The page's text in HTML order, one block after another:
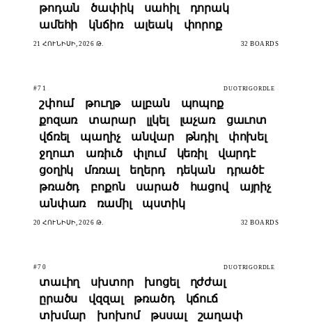
թոդան
ծափիկ սահիլ
դորակ
ամեհի
կնճիռ ալեակ փորոք
21 ՀՈՒՆԻՍԻ, 2026 Թ. 32 BOARDS
#71 DUOTRIGORDLE
շփում թուղթ ալբան
պոպոք
քոզառ
տարար լլկել լաչառ
ցաւոտ
վճռել
պաղիչ անվար թնդիլ
փոխել
ջղուտ
առիւծ փլում կեռիլ
վարդէ
ցօղիկ
մռռալ եղերդ դեկան
դրածէ
թռածդ
բոքոն սարած հացով
այրիչ
անփառ
ռամիլ պստիկ
20 ՀՈՒՆԻՍԻ, 2026 Թ. 32 BOARDS
#70 DUOTRIGORDLE
տաւիղ սխտոր խոցել
ղժժալ
ըրածս
վզզալ թռածդ
կճուճ
տխմար
խոխոմ թսսալ
շաղափ